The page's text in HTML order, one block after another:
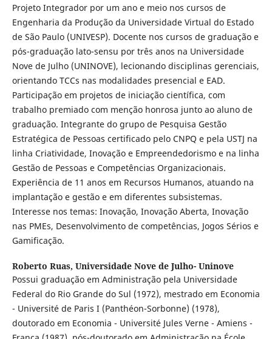
Projeto Integrador por um ano e meio nos cursos de
Engenharia da Produção da Universidade Virtual do Estado
de São Paulo (UNIVESP). Docente nos cursos de graduação e
pós-graduação lato-sensu por três anos na Universidade
Nove de Julho (UNINOVE), lecionando disciplinas gerenciais,
orientando TCCs nas modalidades presencial e EAD.
Participação em projetos de iniciação científica, com
trabalho premiado com menção honrosa junto ao aluno de
graduação. Integrante do grupo de Pesquisa Gestão
Estratégica de Pessoas certificado pelo CNPQ e pela USTJ na
linha Criatividade, Inovação e Empreendedorismo e na linha
Gestão de Pessoas e Competências Organizacionais.
Experiência de 11 anos em Recursos Humanos, atuando na
implantação e gestão e em diferentes subsistemas.
Interesse nos temas: Inovação, Inovação Aberta, Inovação
nas PMEs, Desenvolvimento de competências, Jogos Sérios e
Gamificação.
Roberto Ruas, Universidade Nove de Julho- Uninove
Possui graduação em Administração pela Universidade
Federal do Rio Grande do Sul (1972), mestrado em Economia
- Université de Paris I (Panthéon-Sorbonne) (1978),
doutorado em Economia - Université Jules Verne - Amiens -